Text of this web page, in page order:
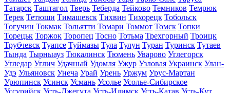
Татарск Таштагол Тверь Теберда Тейково Темников Темрюк
Терек Тетюши Тимашевск Тихвин Тихорецк Тобольск
Тогучин Токмак Тольятти Томари Томмот Томск Топки
Торецьк Торжок Торопец Тосно Тотьма Трехгорный Троицк
Трубчевск Туапсе Туймазы Тула Тулун Туран Туринск Тутаев
Тында Тырныауз Тюкалинск Тюмень Уварово Углегорск
Угледар Углич Удачный Удомля Ужур Узловая Украинск Улан-
Удэ Ульяновск Унеча Урай Урень Уржум Урус-Мартан
Урюпинск Усинск Усмань Усолье Усолье-Сибирское
Уссурийск Усть-Джегута Усть-Илимск Усть-Катав Усть-Кут